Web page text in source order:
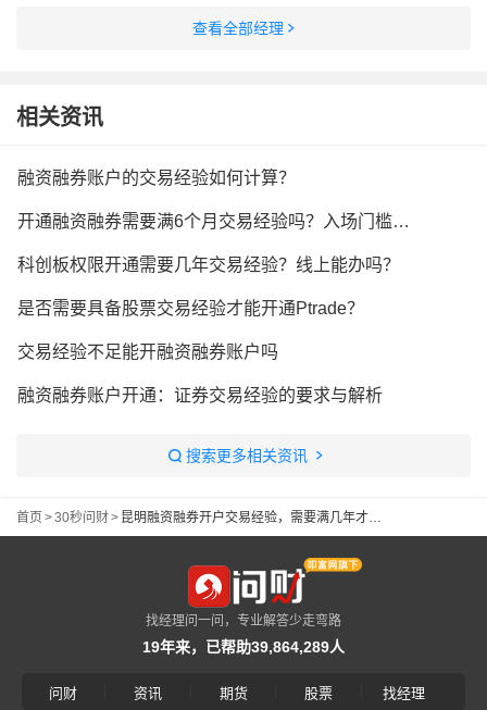
查看全部经理
相关资讯
融资融券账户的交易经验如何计算？
开通融资融券需要满6个月交易经验吗？入场门槛细则
科创板权限开通需要几年交易经验？线上能办吗？
是否需要具备股票交易经验才能开通Ptrade？
交易经验不足能开融资融券账户吗
融资融券账户开通：证券交易经验的要求与解析
搜索更多相关资讯
首页 >30秒问财> 昆明融资融券开户交易经验，需要满几年才能开通
找经理问一问，专业解答少走弯路
19年来，已帮助39,864,289人
问财 资讯 期货 股票 找经理